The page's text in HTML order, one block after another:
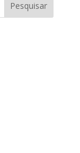
Pesquisar